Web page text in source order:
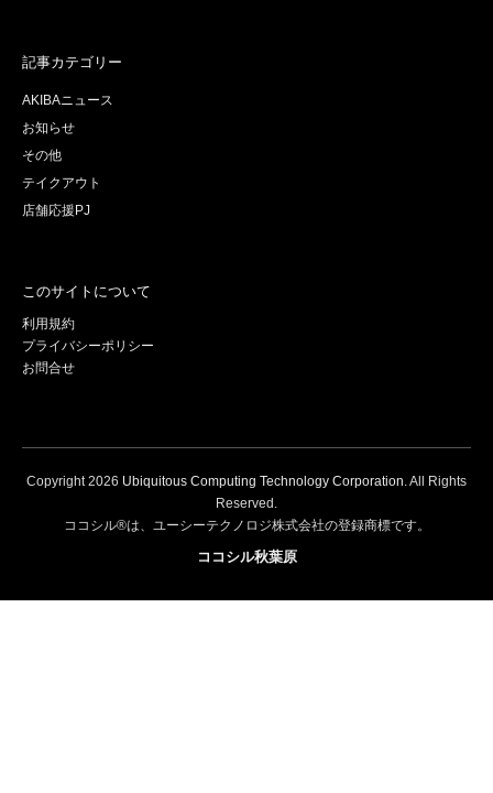
記事カテゴリー
AKIBAニュース
お知らせ
その他
テイクアウト
店舗応援PJ
このサイトについて
利用規約
プライバシーポリシー
お問合せ
Copyright2026 Ubiquitous Computing Technology Corporation . All Rights
Reserved.
ココシル®は、ユーシーテクノロジ株式会社の登録商標です。
ココシル秋葉原